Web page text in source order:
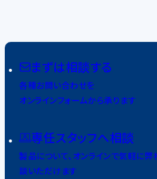
まずは相談する
各種お問い合わせを
オンラインフォームから承ります
専任スタッフへ相談
製品について、オンラインで気軽に弊
談いただけます